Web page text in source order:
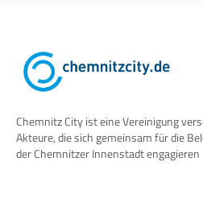
Chemnitz City ist eine Vereinigung
Akteure, die sich gemeinsam für die
der Chemnitzer Innenstadt engagieren